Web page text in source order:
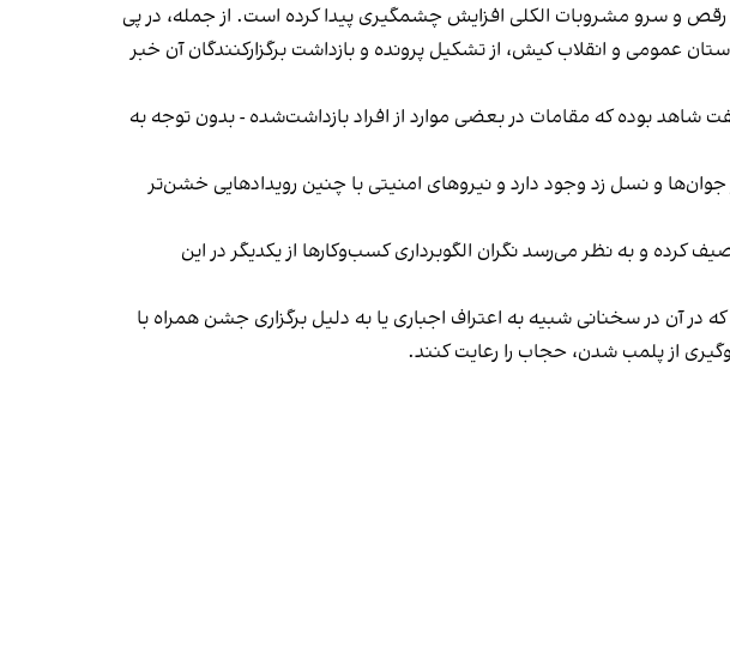
و سرو مشروبات الکلی افزایش چشمگیری پیدا کرده است. از جمله، در پی
عمومی و انقلاب کیش، از تشکیل پرونده و بازداشت برگزارکنندگان آن خبر
شاهد بوده که مقامات در بعضی موارد از افراد بازداشت‌‌شده - بدون توجه به
و نسل زد وجود دارد و نیروهای امنیتی با چنین رویدادهایی خشن‌تر
و به نظر می‌رسد نگران الگوبرداری کسب‌وکارها از یکدیگر در این
آن در سخنانی شبیه به اعتراف اجباری یا به دلیل برگزاری جشن همراه با
از پلمب شدن، حجاب را رعایت کنند.